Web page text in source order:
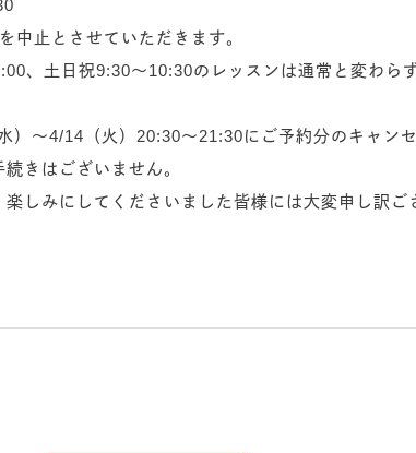
中止とさせていただきます。
、土日祝9:30～10:30のレッスンは通常と変わら
）～4/14（火）20:30～21:30にご予約分のキャン
きはございません。
楽しみにしてくださいました皆様には大変申し訳